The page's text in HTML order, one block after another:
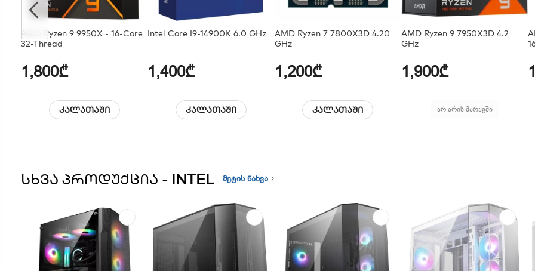
AMD Ryzen 9 9950X - 16-Core
32-Thread
1,800₾
კალათაში
Intel Core I9-14900K 6.0 GHz
1,400₾
კალათაში
AMD Ryzen 7 7800X3D 4.20
GHz
1,200₾
კალათაში
AMD Ryzen 9 7950X3D 4.2
GHz
1,900₾
არ არის მარაგში
ᲡᲮᲕᲐ ᲞᲠᲝᲓᲣᲥᲪᲘᲐ - INTEL მეტის ნახვა